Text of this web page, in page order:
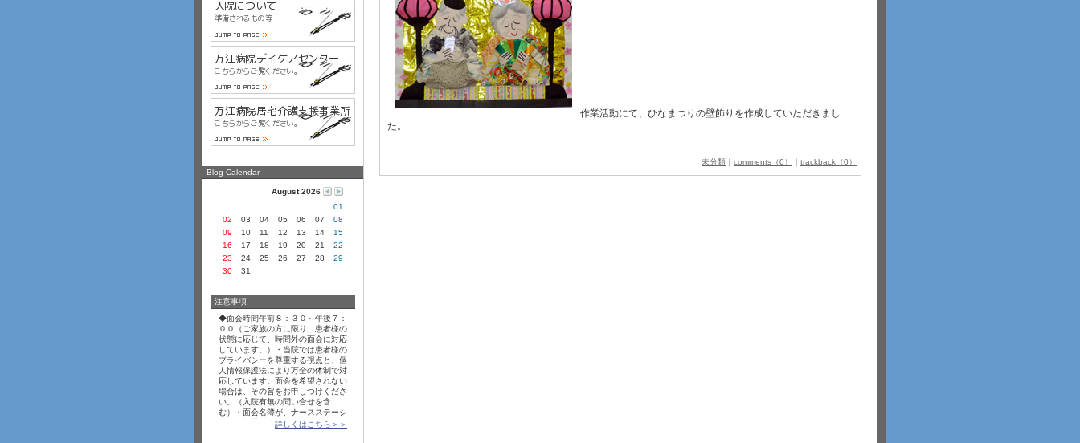
作業活動にて、ひなまつりの壁飾りを作成していただきまし
た。
未分類 ｜ comments（0） ｜ trackback（0）
Blog Calendar
August 2026
01
02
03 04 05 06 07
08
09
10 11 12 13 14
15
16
17 18 19 20 21
22
23
24 25 26 27 28
29
30
31
注意事項
◆面会時間午前８ ­：３ ­０ ­～午後７ ­：
０ ­０
­（ご家族の方に限り、患者様の
状態に応じて、時間外の面会に対応
しています。）・当院では患者様の
プライバシーを尊重する視点と、個
人情報保護法により万全の体制で対
応しています。面会を希望されない
場合は、その旨をお申しつけくださ
い。（入院有無の問い合せを含
む）・面会名簿が、ナースステーシ
ョンに設置してあります。面会の際
詳しくはこちら＞＞